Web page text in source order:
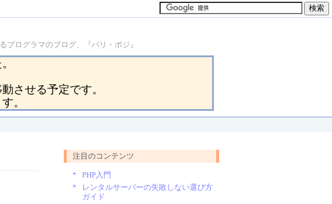
プログラマのブログ、『バリ・ポジ』
させる予定です。
。
注目のコンテンツ
PHP入門
レンタルサーバーの失敗しない選び方
ガイド